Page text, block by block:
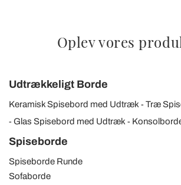
Oplev vores
Udtrækkeligt Borde
Keramisk Spisebord med Udtræk
Træ
Glas Spisebord med Udtræk
Spiseborde
Spiseborde Runde
Sofaborde